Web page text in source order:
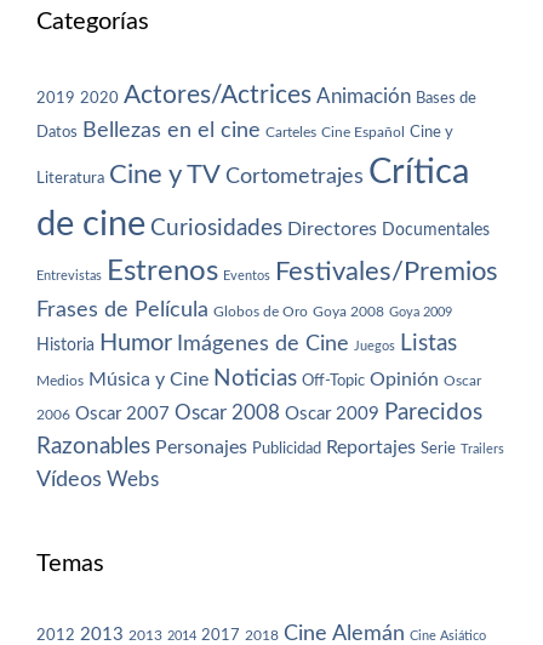
Categorías
2019 2020 Actores/Actrices Animación Bases de
Datos Bellezas en el cine Carteles Cine Español Cine y
Literatura Cine y TV Cortometrajes Crítica
de cine Curiosidades Directores Documentales
Entrevistas Estrenos Eventos Festivales/Premios
Frases de Película Globos de Oro Goya 2008 Goya 2009
Historia Humor Imágenes de Cine Juegos Listas
Medios Música y Cine Noticias Off-Topic Opinión Oscar
2006 Oscar 2007 Oscar 2008 Oscar 2009 Parecidos
Razonables Personajes Publicidad Reportajes Serie Trailers
Vídeos Webs
Temas
2012 2013 2013 2014 2017 2018 Cine Alemán Cine Asiático